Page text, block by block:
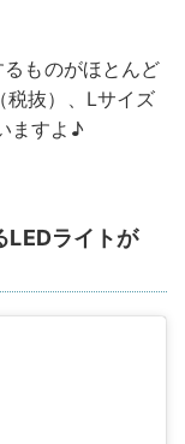
ものがほとんど
抜）、Lサイズ
ますよ♪
LEDライトが